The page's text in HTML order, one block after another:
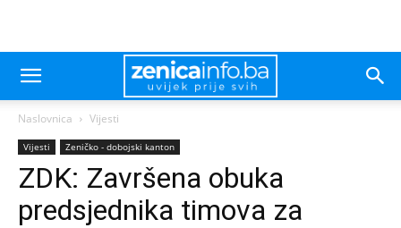
Naslovnica Vijesti
Vijesti Zeničko - dobojski kanton
ZDK: Završena obuka
predsjednika timova za